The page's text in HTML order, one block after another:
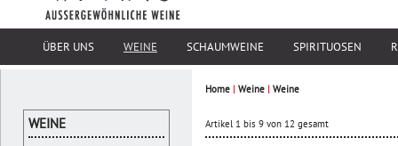
ÜBER UNS WEINE SCHAUMWEINE SPIRITUOSEN
Home | Weine | Weine
Artikel 1 bis 9 von 12 gesamt
WEINE